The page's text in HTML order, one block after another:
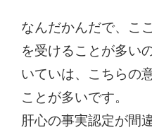
なんだかんだで、こ
を受けることが多い
いていは、こちらの
ことが多いです。
肝心の事実認定が間